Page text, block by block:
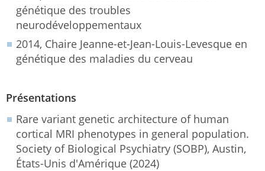
génétique des troubles
neurodéveloppementaux
2014, Chaire Jeanne-et-Jean-Louis-Levesque en
génétique des maladies du cerveau
Présentations
Rare variant genetic architecture of human
cortical MRI phenotypes in general population.
Society of Biological Psychiatry (SOBP), Austin,
États-Unis d'Amérique (2024)